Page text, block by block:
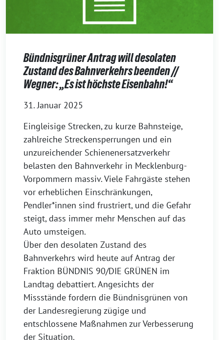
Bündnisgrüner Antrag will desolaten
Zustand des Bahnverkehrs beenden //
Wegner: „Es ist höchste Eisenbahn!“
31. Januar 2025
Eingleisige Strecken, zu kurze Bahnsteige,
zahlreiche Streckensperrungen und ein
unzureichender Schienenersatzverkehr
belasten den Bahnverkehr in Mecklenburg-
Vorpommern massiv. Viele Fahrgäste stehen
vor erheblichen Einschränkungen,
Pendler*innen sind frustriert, und die Gefahr
steigt, dass immer mehr Menschen auf das
Auto umsteigen.
Über den desolaten Zustand des
Bahnverkehrs wird heute auf Antrag der
Fraktion BÜNDNIS 90/DIE GRÜNEN im
Landtag debattiert. Angesichts der
Missstände fordern die Bündnisgrünen von
der Landesregierung zügige und
entschlossene Maßnahmen zur Verbesserung
der Situation.